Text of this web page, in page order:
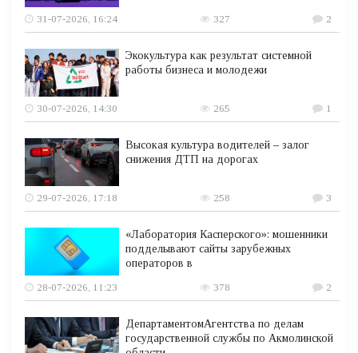
31-07-2026, 16:24 327 2
Экокультура как результат системной
работы бизнеса и молодежи
30-07-2026, 14:30 265 1
Высокая культура водителей – залог
снижения ДТП на дорогах
29-07-2026, 17:18 258 3
«Лаборатория Касперского»: мошенники
подделывают сайты зарубежных
операторов в
28-07-2026, 11:23
378 2
ДепартаментомАгентства по делам
государственной службы по Акмолинской